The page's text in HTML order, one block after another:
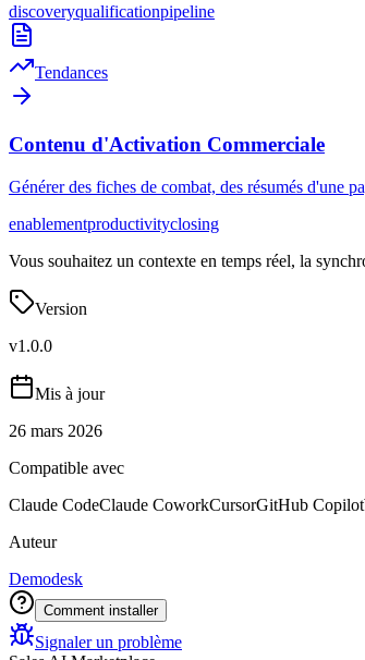
discoveryqualificationpipeline
Tendances
Contenu d'Activation Commerciale
Générer des fiches de combat, des résumés d'une
enablementproductivityclosing
Vous souhaitez un contexte en temps réel, la
Version
v1.0.0
Mis à jour
26 mars 2026
Compatible avec
Claude CodeClaude CoworkCursorGitHub Copilot
Auteur
Demodesk
Comment installer
Signaler un problème